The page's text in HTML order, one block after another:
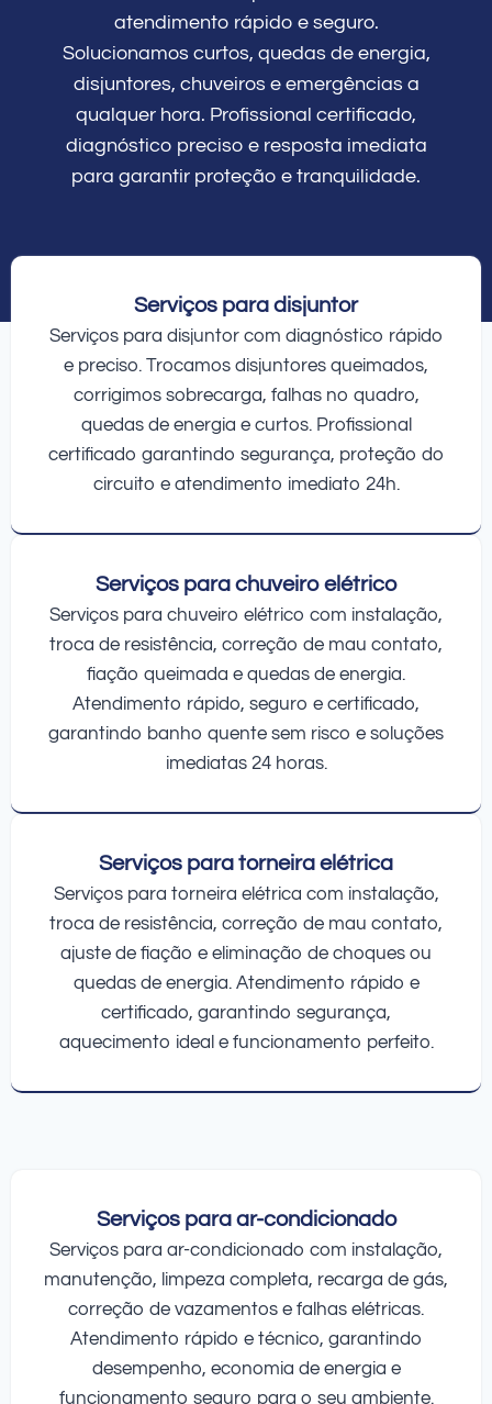
atendimento rápido e seguro.
Solucionamos curtos, quedas de energia,
disjuntores, chuveiros e emergências a
qualquer hora. Profissional certificado,
diagnóstico preciso e resposta imediata
para garantir proteção e tranquilidade.
Serviços para disjuntor
Serviços para disjuntor com diagnóstico rápido
e preciso. Trocamos disjuntores queimados,
corrigimos sobrecarga, falhas no quadro,
quedas de energia e curtos. Profissional
certificado garantindo segurança, proteção do
circuito e atendimento imediato 24h.
Serviços para chuveiro elétrico
Serviços para chuveiro elétrico com instalação,
troca de resistência, correção de mau contato,
fiação queimada e quedas de energia.
Atendimento rápido, seguro e certificado,
garantindo banho quente sem risco e soluções
imediatas 24 horas.
Serviços para torneira elétrica
Serviços para torneira elétrica com instalação,
troca de resistência, correção de mau contato,
ajuste de fiação e eliminação de choques ou
quedas de energia. Atendimento rápido e
certificado, garantindo segurança,
aquecimento ideal e funcionamento perfeito.
Serviços para ar-condicionado
Serviços para ar-condicionado com instalação,
manutenção, limpeza completa, recarga de gás,
correção de vazamentos e falhas elétricas.
Atendimento rápido e técnico, garantindo
desempenho, economia de energia e
funcionamento seguro para o seu ambiente.